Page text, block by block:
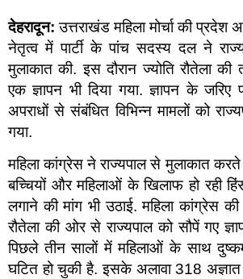
देहरादून: उत्तराखंड महिला मोर्चा की प्रदेश
नेतृत्व में पार्टी के पांच सदस्य दल ने
मुलाकात की. इस दौरान ज्योति रौतेला
एक ज्ञापन भी दिया गया. ज्ञापन के
अपराधों से संबंधित विभिन्न मामलों को
गया.
महिला कांग्रेस ने राज्यपाल से मुलाकात करते
बच्चियों और महिलाओं के खिलाफ हो रही
लगाने की मांग भी उठाई. महिला कांग्रेस
रौतेला की ओर से राज्यपाल को सौपें गए
पिछले तीन सालों में महिलाओं के साथ
घटित हो चुकी है. इसके अलावा 318